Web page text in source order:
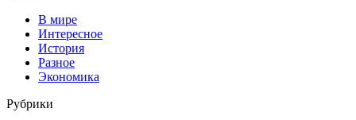
В мире
Интересное
История
Разное
Экономика
Рубрики